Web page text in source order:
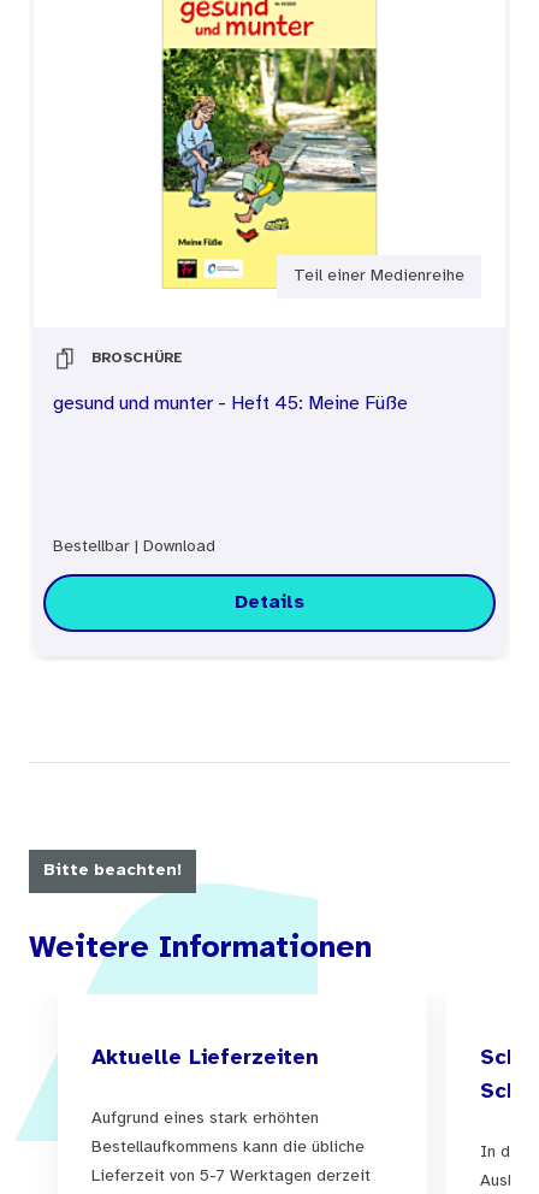
Garten- und Wildkräuter vergleichen
Die Materialien und das Spiel unterstützen den
Kompetenzerwerb und geben Kindern Anleitung
zur Auseinandersetzung mit dem Thema sowie
weiterführende Empfehlungen.
Teil einer Medienreihe
BROSCHÜRE
gesund und munter - Heft 45: Meine Füße
Bestellbar Download
Details
Bitte beachten!
Weitere Informationen
Aktuelle Lieferzeiten
Aufgrund eines stark erhöhten
Bestellaufkommens kann die übliche
Lieferzeit von 5-7 Werktagen derzeit
In der